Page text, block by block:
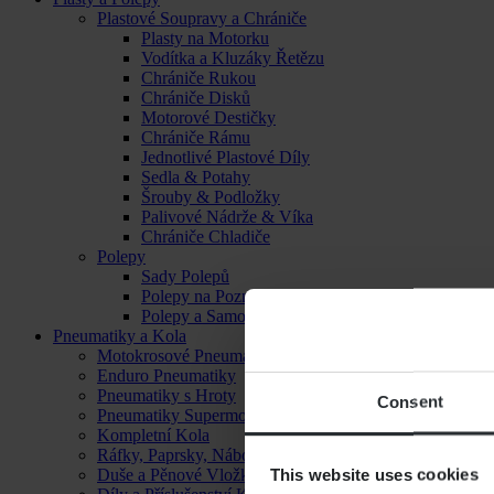
Consent
This website uses cookies
Plastové Soupravy a Chrániče
Plasty na Motorku
Vodítka a Kluzáky Řetězu
Chrániče Rukou
Chrániče Disků
Motorové Destičky
Chrániče Rámu
Jednotlivé Plastové Díly
Sedla & Potahy
Šrouby & Podložky
Palivové Nádrže & Víka
Chrániče Chladiče
Polepy
Sady Polepů
Polepy na Poznávací Značku
Polepy a Samolepky
Pneumatiky a Kola
Motokrosové Pneumatiky
Enduro Pneumatiky
Pneumatiky s Hroty
Pneumatiky Supermoto
Kompletní Kola
Ráfky, Paprsky, Náboje a Ložiska
Duše a Pěnové Vložky